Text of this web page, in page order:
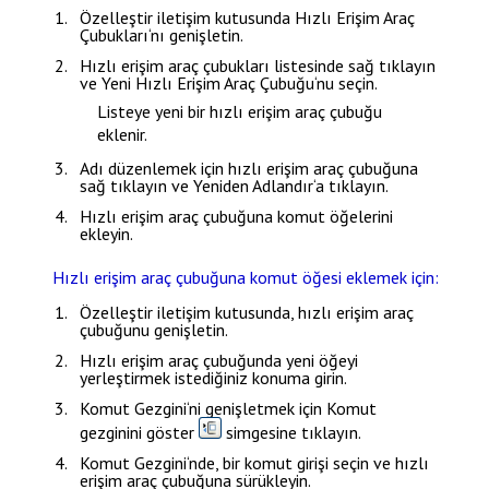
Özelleştir iletişim kutusunda Hızlı Erişim Araç
Çubukları‘nı genişletin.
Hızlı erişim araç çubukları listesinde sağ tıklayın
veYeni Hızlı Erişim Araç Çubuğu‘nu seçin.
Listeye yeni bir hızlı erişim araç çubuğu
eklenir.
Adı düzenlemek için hızlı erişim araç çubuğuna
sağ tıklayın veYeniden Adlandır‘a tıklayın.
Hızlı erişim araç çubuğuna komut öğelerini
ekleyin.
Hızlı erişim araç çubuğuna komut öğesi eklemek için:
Özelleştir iletişim kutusunda, hızlı erişim araç
çubuğunu genişletin.
Hızlı erişim araç çubuğunda yeni öğeyi
yerleştirmek istediğiniz konuma girin.
Komut Gezgini‘ni genişletmek için Komut
gezginini göster
simgesine tıklayın.
Komut Gezgini‘nde, bir komut girişi seçin ve hızlı
erişim araç çubuğuna sürükleyin.